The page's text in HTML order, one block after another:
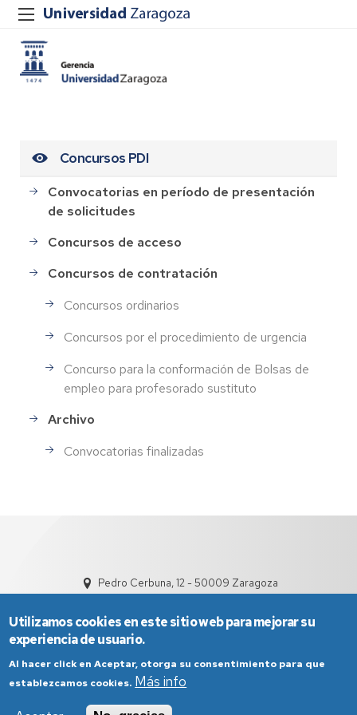
Concursos PDI
Convocatorias en período de presentación
de solicitudes
Concursos de acceso
Concursos de contratación
Concursos ordinarios
Concursos por el procedimiento de urgencia
Concurso para la conformación de Bolsas de
empleo para profesorado sustituto
Archivo
Convocatorias finalizadas
Pedro Cerbuna, 12 - 50009 Zaragoza
Aviso Legal Condiciones generales de uso
Utilizamos cookies en este sitio web para mejorar su
experiencia de usuario.
Al hacer click en Aceptar, otorga su consentimiento para que
establezcamos cookies. Más info